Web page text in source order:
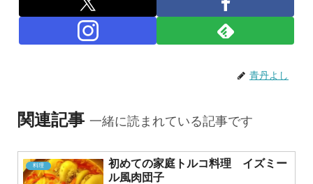
青丹よし
関連記事 一緒に読まれている記事です
料理
初めての家庭トルコ料理 イズミー
ル風肉団子